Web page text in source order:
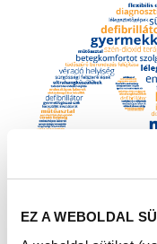
EZ A WEBOLDAL